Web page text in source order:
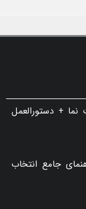
+ دستورالعمل
جامع انتخاب